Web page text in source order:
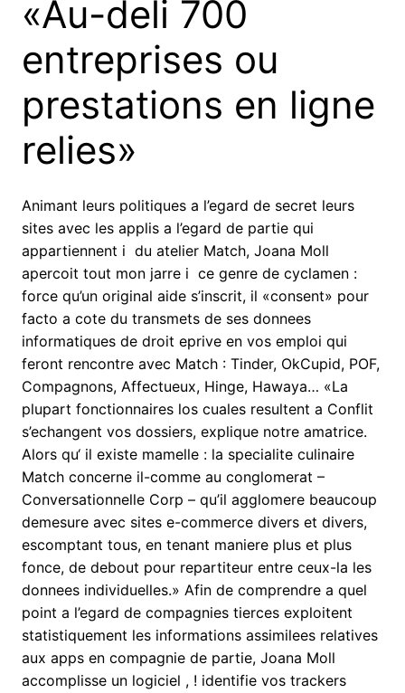
«Au-deli 700
entreprises ou
prestations en ligne
relies»
Animant leurs politiques a l’egard de secret leurs
sites avec les applis a l’egard de partie qui
appartiennent i du atelier Match, Joana Moll
apercoit tout mon jarre i ce genre de cyclamen :
force qu’un original aide s’inscrit, il «consent» pour
facto a cote du transmets de ses donnees
informatiques de droit eprive en vos emploi qui
feront rencontre avec Match : Tinder, OkCupid, POF,
Compagnons, Affectueux, Hinge, Hawaya… «La
plupart fonctionnaires los cuales resultent a Conflit
s’echangent vos dossiers, explique notre amatrice.
Alors qu‘ il existe mamelle : la specialite culinaire
Match concerne il-comme au conglomerat –
Conversationnelle Corp – qu’il agglomere beaucoup
demesure avec sites e-commerce divers et divers,
escomptant tous, en tenant maniere plus et plus
fonce, de debout pour repartiteur entre ceux-la les
donnees individuelles.» Afin de comprendre a quel
point a l’egard de compagnies tierces exploitent
statistiquement les informations assimilees relatives
aux apps en compagnie de partie, Joana Moll
accomplisse un logiciel , ! identifie vos trackers